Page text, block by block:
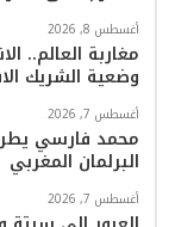
أغسطس 8, 2026
مغاربة العالم..
وضعية الشريك
أغسطس 7, 2026
محمد فارسي
البرلمان المغربي
أغسطس 7, 2026